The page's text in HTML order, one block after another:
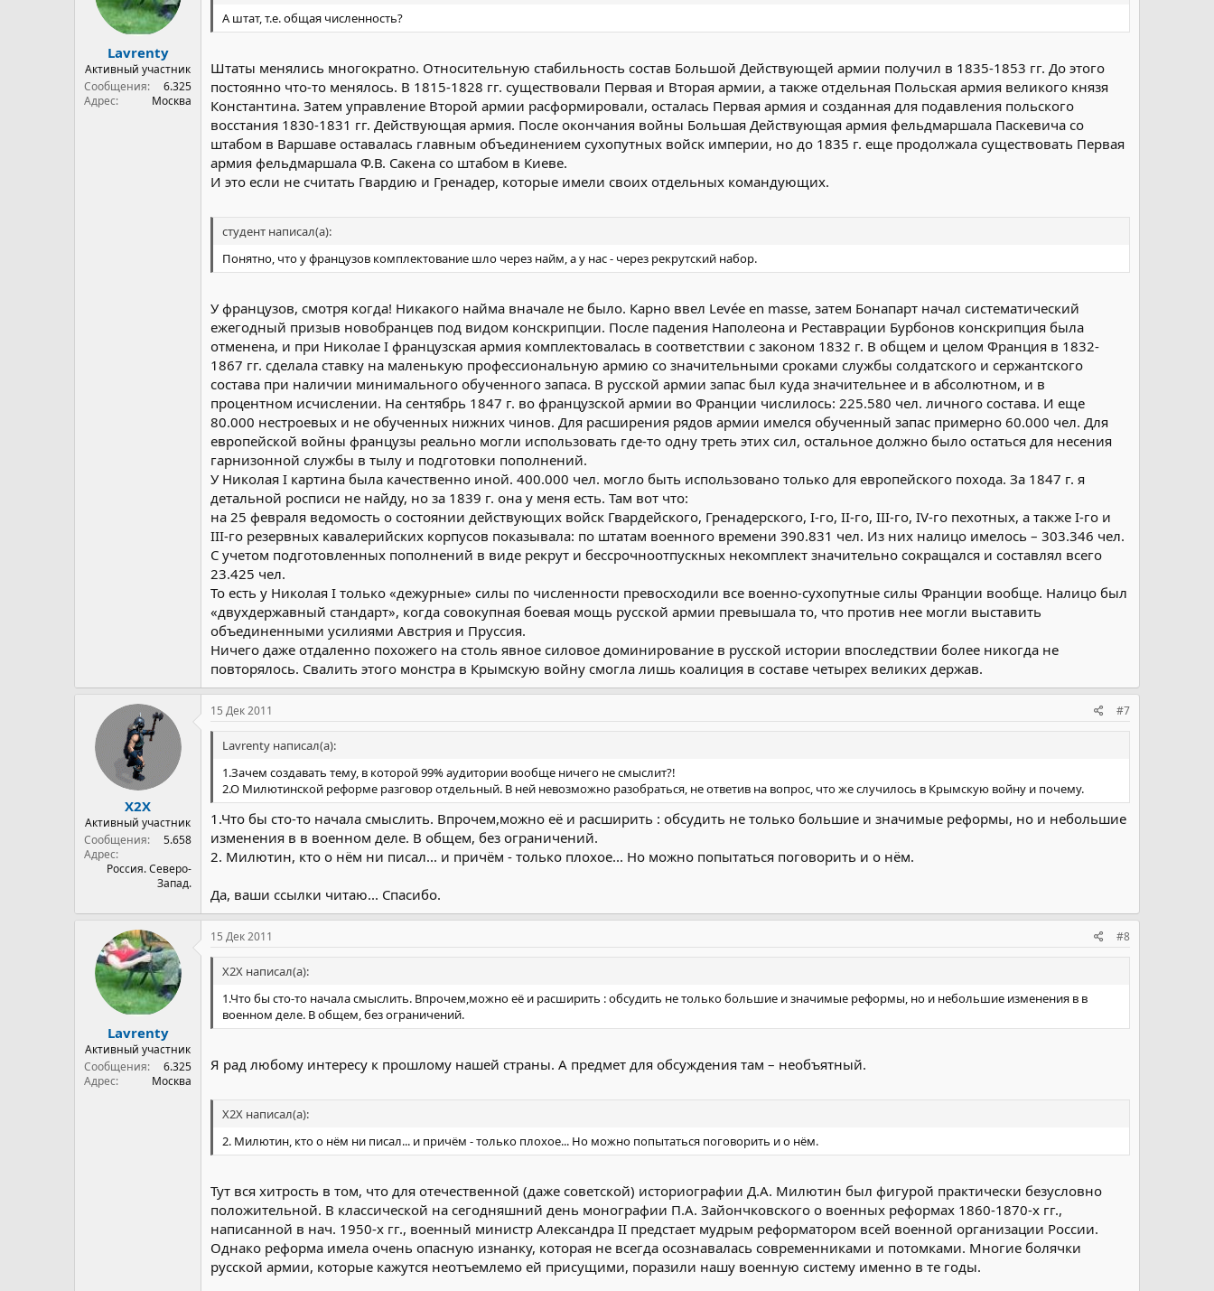
Lavrenty
Активный участник
Сообщения
6.325
Адрес
Москва
А штат, т.е. общая численность?
Штаты менялись многократно. Относительную стабильность состав Большой Действующей армии получил в 1835-1853 гг. До этого
постоянно что-то менялось. В 1815-1828 гг. существовали Первая и Вторая армии, а также отдельная Польская армия великого князя
Константина. Затем управление Второй армии расформировали, осталась Первая армия и созданная для подавления польского
восстания 1830-1831 гг. Действующая армия. После окончания войны Большая Действующая армия фельдмаршала Паскевича со
штабом в Варшаве оставалась главным объединением сухопутных войск империи, но до 1835 г. еще продолжала существовать Первая
армия фельдмаршала Ф.В. Сакена со штабом в Киеве.
И это если не считать Гвардию и Гренадер, которые имели своих отдельных командующих.
студент написал(а):
Понятно, что у французов комплектование шло через найм, а у нас - через рекрутский набор.
У французов, смотря когда! Никакого найма вначале не было. Карно ввел Levée en masse, затем Бонапарт начал систематический
ежегодный призыв новобранцев под видом конскрипции. После падения Наполеона и Реставрации Бурбонов конскрипция была
отменена, и при Николае I французская армия комплектовалась в соответствии с законом 1832 г. В общем и целом Франция в 1832-
1867 гг. сделала ставку на маленькую профессиональную армию со значительными сроками службы солдатского и сержантского
состава при наличии минимального обученного запаса. В русской армии запас был куда значительнее и в абсолютном, и в
процентном исчислении. На сентябрь 1847 г. во французской армии во Франции числилось: 225.580 чел. личного состава. И еще
80.000 нестроевых и не обученных нижних чинов. Для расширения рядов армии имелся обученный запас примерно 60.000 чел. Для
европейской войны французы реально могли использовать где-то одну треть этих сил, остальное должно было остаться для несения
гарнизонной службы в тылу и подготовки пополнений.
У Николая I картина была качественно иной. 400.000 чел. могло быть использовано только для европейского похода. За 1847 г. я
детальной росписи не найду, но за 1839 г. она у меня есть. Там вот что:
на 25 февраля ведомость о состоянии действующих войск Гвардейского, Гренадерского, I-го, II-го, III-го, IV-го пехотных, а также I-го и
III-го резервных кавалерийских корпусов показывала: по штатам военного времени 390.831 чел. Из них налицо имелось – 303.346 чел.
С учетом подготовленных пополнений в виде рекрут и бессрочноотпускных некомплект значительно сокращался и составлял всего
23.425 чел.
То есть у Николая I только «дежурные» силы по численности превосходили все военно-сухопутные силы Франции вообще. Налицо был
«двухдержавный стандарт», когда совокупная боевая мощь русской армии превышала то, что против нее могли выставить
объединенными усилиями Австрия и Пруссия.
Ничего даже отдаленно похожего на столь явное силовое доминирование в русской истории впоследствии более никогда не
повторялось. Свалить этого монстра в Крымскую войну смогла лишь коалиция в составе четырех великих держав.
X2X
Активный участник
Сообщения
5.658
Адрес
Россия. Северо-
Запад.
15 Дек 2011 #7
Lavrenty написал(а):
1.Зачем создавать тему, в которой 99% аудитории вообще ничего не смыслит?!
2.О Милютинской реформе разговор отдельный. В ней невозможно разобраться, не ответив на вопрос, что же случилось в Крымскую войну и почему.
1.Что бы сто-то начала смыслить. Впрочем,можно её и расширить : обсудить не только большие и значимые реформы, но и небольшие
изменения в в военном деле. В общем, без ограничений.
2. Милютин, кто о нём ни писал... и причём - только плохое... Но можно попытаться поговорить и о нём.
Да, ваши ссылки читаю... Спасибо.
Lavrenty
Активный участник
Сообщения
6.325
Адрес
Москва
15 Дек 2011 #8
X2X написал(а):
1.Что бы сто-то начала смыслить. Впрочем,можно её и расширить : обсудить не только большие и значимые реформы, но и небольшие изменения в в
военном деле. В общем, без ограничений.
Я рад любому интересу к прошлому нашей страны. А предмет для обсуждения там – необъятный.
X2X написал(а):
2. Милютин, кто о нём ни писал... и причём - только плохое... Но можно попытаться поговорить и о нём.
Тут вся хитрость в том, что для отечественной (даже советской) историографии Д.А. Милютин был фигурой практически безусловно
положительной. В классической на сегодняшний день монографии П.А. Зайончковского о военных реформах 1860-1870-х гг.,
написанной в нач. 1950-х гг., военный министр Александра II предстает мудрым реформатором всей военной организации России.
Однако реформа имела очень опасную изнанку, которая не всегда осознавалась современниками и потомками. Многие болячки
русской армии, которые кажутся неотъемлемо ей присущими, поразили нашу военную систему именно в те годы.